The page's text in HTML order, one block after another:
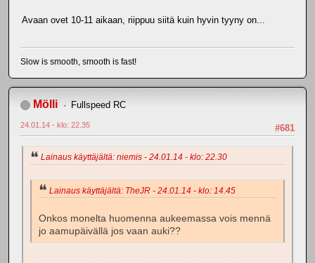
Avaan ovet 10-11 aikaan, riippuu siitä kuin hyvin tyyny on...
Slow is smooth, smooth is fast!
Mölli Fullspeed RC
#681
24.01.14 - klo: 22.35
Lainaus käyttäjältä: niemis - 24.01.14 - klo: 22.30
Lainaus käyttäjältä: TheJR - 24.01.14 - klo: 14.45
Onkos monelta huomenna aukeemassa vois mennä
jo aamupäivällä jos vaan auki??